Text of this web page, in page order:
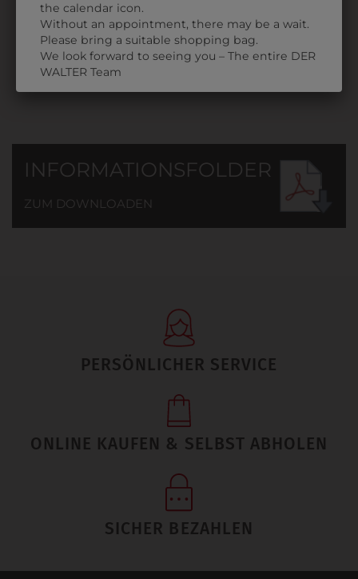
€ 3,90
INFORMATIONSFOLDER
ZUM DOWNLOADEN
PERSÖNLICHER SERVICE
ONLINE KAUFEN & SELBST ABHOLEN
SICHER BEZAHLEN
the calendar icon.
Without an appointment, there may be a wait.
Please bring a suitable shopping bag.
We look forward to seeing you – The entire DER
WALTER Team